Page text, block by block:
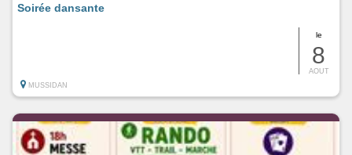
le
8
AOUT
Soirée dansante
MUSSIDAN